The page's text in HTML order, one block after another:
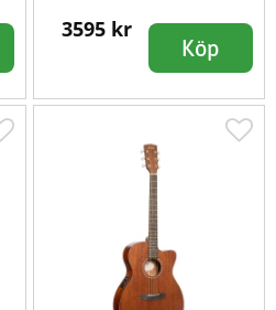
3595 kr
Köp